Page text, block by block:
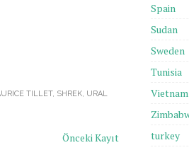
TILLET, SHREK, URAL
Önceki Kayıt
Spain
Sudan
Sweden
Tunisia
Vietnam
turkey